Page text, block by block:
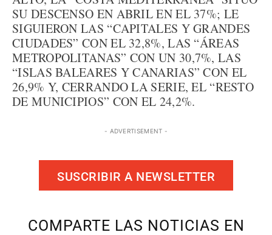
SU DESCENSO EN ABRIL EN EL 37%; LE
SIGUIERON LAS “CAPITALES Y GRANDES
CIUDADES” CON EL 32,8%, LAS “ÁREAS
METROPOLITANAS” CON UN 30,7%, LAS
“ISLAS BALEARES Y CANARIAS” CON EL
26,9% Y, CERRANDO LA SERIE, EL “RESTO
DE MUNICIPIOS” CON EL 24,2%.
- ADVERTISEMENT -
SUSCRIBIR A NEWSLETTER
COMPARTE LAS NOTICIAS EN